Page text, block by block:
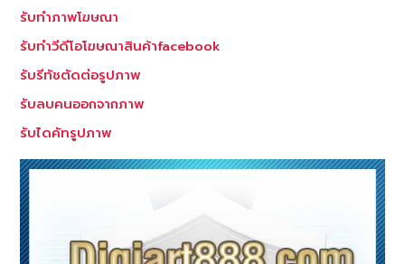
รับทำภาพโฆษณา
รับทำวีดีโอโฆษณาสินค้าfacebook
รับรีทัชตัดต่อรูปภาพ
รับลบคนออกจากภาพ
รับไดคัทรูปภาพ